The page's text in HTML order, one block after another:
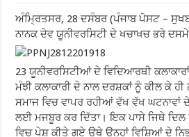
ਅੰਮ੍ਰਿਤਸਰ, 28 ਦਸੰਬਰ (ਪੰਜਾਬ ਪੋਸਟ –
ਨਾਨਕ ਦੇਵ ਯੂਨੀਵਰਸਿਟੀ ਦੇ ਖਚਾਖਚ ਭਰੇ
23 ਯੂਨੀਵਰਸਿਟੀਆਂ ਦੇ ਵਿਦਿਆਰਥੀ
ਮੰਝੀ ਕਲਾਕਾਰੀ ਦੇ ਨਾਲ ਦਰਸ਼ਕਾਂ ਨੂੰ ਕੀਲ ਕੇ
ਸਮਾਜ ਵਿਚ ਵਾਪਰ ਰਹੀਆਂ ਵੱਖ ਵੱਖ ਘਟਨਾਵਾਂ
ਲਈ ਮਜਬੂਰ ਕਰ ਦਿੱਤਾ। ਇਕ ਪਾਸੇ ਜਿਥੇ ਦਿਲ
ਵਿਚ ਪੇਸ਼ ਕੀਤੇ ਗਏ ਉਥੇ ਉਨ੍ਹਾਂ ਵਿਸ਼ਿਆਂ ਦੇ